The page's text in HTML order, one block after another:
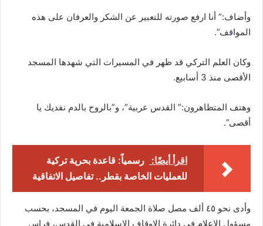
وأضاف:” أنا ارفع صورته للتعبير عن الشكر والعرفان على هذه
المواقف”.
وكان العلم التركي قد ظهر في المسيرات التي شهدها المسجد
الأقصى منذ 3 أسابيع.
وهتف المتظاهرون:” القدس عربية”، و”بالروح بالدم نفديك يا
أقصى”.
اقرأ أيضًا:
رسمياً: قاعدة بحرية تركية
للعمليات الخاصة بقطر.. تفاصيل الاتفاقية
وأدى نحو ٤٥ ألف مصل صلاة الجمعة اليوم في المسجد، بحسب
مسؤول الاعلام في دائرة الاوقاف الاسلامية في القدس، فراس